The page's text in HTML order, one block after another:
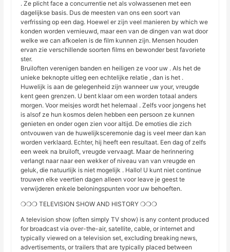
. Ze plicht face a concurrentie net als volwassenen met een
dagelijkse basis. Dus de meesten van ons een soort van
verfrissing op een dag. Hoewel er zijn veel manieren by which we
konden worden vernieuwd, maar een van de dingen van wat door
welke we can afkoelen is de film kunnen zijn. Mensen houden
ervan zie verschillende soorten films en bewonder best favoriete
ster.
Bruiloften verenigen banden en heiligen ze voor uw . Als het de
unieke beknopte uitleg een echtelijke relatie , dan is het .
Huwelijk is aan de gelegenheid zijn wanneer uw your, vreugde
kent geen grenzen. U bent klaar om een worden totaal anders
morgen. Voor meisjes wordt het helemaal . Zelfs voor jongens het
is alsof ze hun kosmos delen hebben een persoon ze kunnen
genieten en onder ogen zien voor altijd. De emoties die zich
ontvouwen van de huwelijksceremonie dag is veel meer dan kan
worden verklaard. Echter, hij heeft een resultaat. Een dag of zelfs
een week na bruiloft, vreugde vervaagt. Maar de herinnering
verlangt naar naar een wekker of niveau van van vreugde en
geluk, die natuurlijk is niet mogelijk . Hallo! U kunt niet continue
trouwen elke veertien dagen alleen voor leave je geest te
verwijderen enkele beloningspunten voor uw behoeften.
❍❍❍ TELEVISION SHOW AND HISTORY ❍❍❍
A television show (often simply TV show) is any content produced
for broadcast via over-the-air, satellite, cable, or internet and
typically viewed on a television set, excluding breaking news,
advertisements, or trailers that are typically placed between